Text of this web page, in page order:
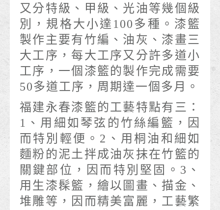
又分特級、甲級、光油等幾個級
別，規格大小達100多種。漆籃
製作主要有竹編、油灰、漆畫三
大工序，每大工序又分許多道小
工序，一個漆籃的製作完成需要
50多道工序，周期達一個多月。
福建永春漆籃的工藝特點有三：
1、用細如琴弦的竹絲編籃，因
而特別輕便。2、用桐油和細如
麵粉的泥土拌成油灰抹在竹籃的
關鍵部位，因而特別堅固。3、
用生漆髹籃，繪以圖畫、描金、
堆雕等，因而精美富麗，工藝繁